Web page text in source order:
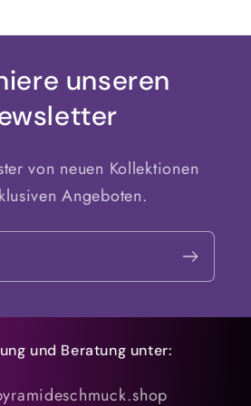
unseren
von neuen Kollektionen
Angeboten.
und Beratung unter: